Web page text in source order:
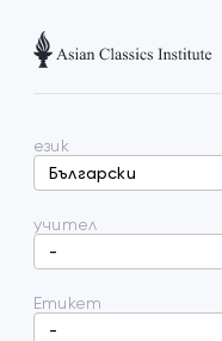
език
Български
учител
-
Етикет
-